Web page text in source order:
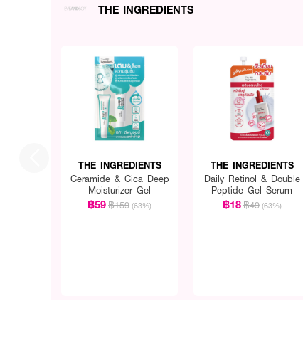
THE INGREDIENTS
THE INGREDIENTS
Ceramide & Cica Deep
Moisturizer Gel
฿59฿159 (63%)
THE INGREDIENTS
Daily Retinol & Double
Peptide Gel Serum
฿18฿49 (63%)